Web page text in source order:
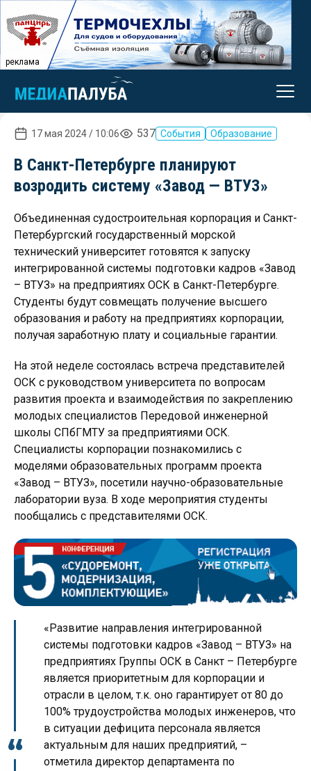
реклама
17 мая 2024 / 10:06 537 События Образование
В Санкт-Петербурге планируют
возродить систему «Завод — ВТУЗ»
Объединенная судостроительная корпорация и Санкт-
Петербургский государственный морской
технический университет готовятся к запуску
интегрированной системы подготовки кадров «Завод
– ВТУЗ» на предприятиях ОСК в Санкт-Петербурге.
Студенты будут совмещать получение высшего
образования и работу на предприятиях корпорации,
получая заработную плату и социальные гарантии.
На этой неделе состоялась встреча представителей
ОСК с руководством университета по вопросам
развития проекта и взаимодействия по закреплению
молодых специалистов Передовой инженерной
школы СПбГМТУ за предприятиями ОСК.
Специалисты корпорации познакомились с
моделями образовательных программ проекта
«Завод – ВТУЗ», посетили научно-образовательные
лаборатории вуза. В ходе мероприятия студенты
пообщались с представителями ОСК.
«Развитие направления интегрированной
системы подготовки кадров «Завод – ВТУЗ» на
предприятиях Группы ОСК в Санкт – Петербурге
является приоритетным для корпорации и
отрасли в целом, т.к. оно гарантирует от 80 до
100% трудоустройства молодых инженеров, что
в ситуации дефицита персонала является
актуальным для наших предприятий, –
отметила директор департамента по